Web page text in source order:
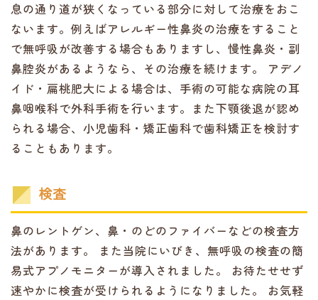
息の通り道が狭くなっている部分に対して治療をおこ
ないます。例えばアレルギー性鼻炎の治療をすること
で無呼吸が改善する場合もありますし、慢性鼻炎・副
鼻腔炎があるようなら、その治療を続けます。 アデノ
イド・扁桃肥大による場合は、手術の可能な病院の耳
鼻咽喉科で外科手術を行います。また下顎後退が認め
られる場合、小児歯科・矯正歯科で歯科矯正を検討す
ることもあります。
検査
鼻のレントゲン、鼻・のどのファイバーなどの検査方
法があります。 また当院にいびき、無呼吸の検査の簡
易式アプノモニターが導入されました。 お待たせせず
速やかに検査が受けられるようになりました。 お気軽